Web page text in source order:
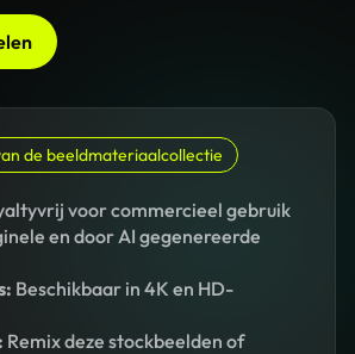
de beeldmateriaalcollectie
voor commercieel gebruik
en door AI gegenereerde
Beschikbaar in 4K en HD-
Remix deze stockbeelden of